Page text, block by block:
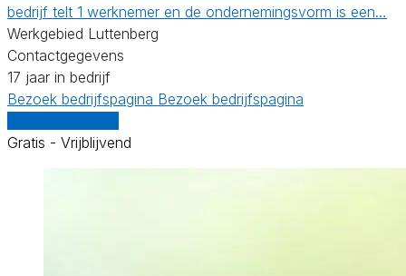
bedrijf telt 1 werknemer en de ondernemingsvorm is een…
Werkgebied Luttenberg
Contactgegevens
17 jaar in bedrijf
Bezoek bedrijfspagina Bezoek bedrijfspagina
Gratis - Vrijblijvend